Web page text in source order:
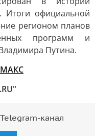
Итоги официальной
регионом планов
программ и
Путина.
канал